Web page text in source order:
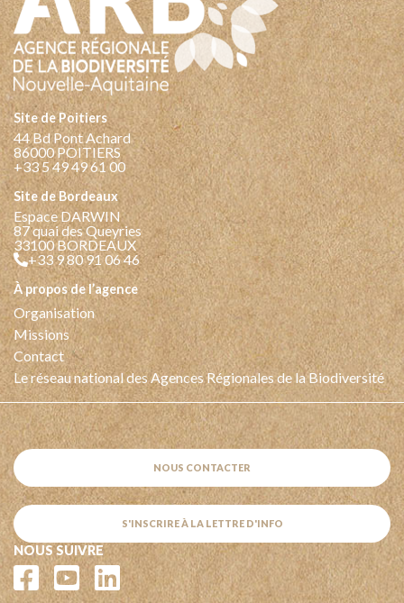
Site de Poitiers
44 Bd Pont Achard
86000 POITIERS
+33 5 49 49 61 00
Site de Bordeaux
Espace DARWIN
87 quai des Queyries
33100 BORDEAUX
+33 9 80 91 06 46
à propos de l’agence
Organisation
Missions
Contact
Le réseau national des Agences Régionales de la Biodiversité
NOUS CONTACTER
S'INSCRIRE À LA LETTRE D'INFO
NOUS SUIVRE